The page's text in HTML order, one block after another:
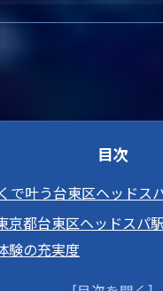
目次
で叶う台東区ヘッドス
京都台東区ヘッドスパ
験の充実度
駅近くで手軽に受けられ